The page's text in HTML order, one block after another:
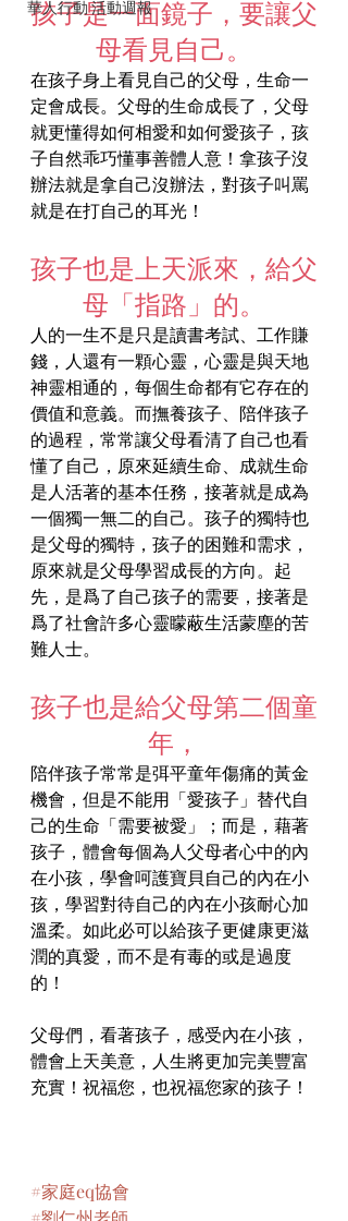
華人行動 活動週報
孩子是一面鏡子，要讓父
母看見自己。
在孩子身上看見自己的父母，生命一
定會成長。父母的生命成長了，父母
就更懂得如何相愛和如何愛孩子，孩
子自然乖巧懂事善體人意！拿孩子沒
辦法就是拿自己沒辦法，對孩子叫罵
就是在打自己的耳光！
孩子也是上天派來，給父
母「指路」的。
人的一生不是只是讀書考試、工作賺
錢，人還有一顆心靈，心靈是與天地
神靈相通的，每個生命都有它存在的
價值和意義。而撫養孩子、陪伴孩子
的過程，常常讓父母看清了自己也看
懂了自己，原來延續生命、成就生命
是人活著的基本任務，接著就是成為
一個獨一無二的自己。孩子的獨特也
是父母的獨特，孩子的困難和需求，
原來就是父母學習成長的方向。起
先，是爲了自己孩子的需要，接著是
爲了社會許多心靈矇蔽生活蒙塵的苦
難人士。
孩子也是給父母第二個童
年，
陪伴孩子常常是弭平童年傷痛的黃金
機會，但是不能用「愛孩子」替代自
己的生命「需要被愛」；而是，藉著
孩子，體會每個為人父母者心中的內
在小孩，學會呵護寶貝自己的內在小
孩，學習對待自己的內在小孩耐心加
溫柔。如此必可以給孩子更健康更滋
潤的真愛，而不是有毒的或是過度
的！
父母們，看著孩子，感受內在小孩，
體會上天美意，人生將更加完美豐富
充實！祝福您，也祝福您家的孩子！
#家庭eq協會